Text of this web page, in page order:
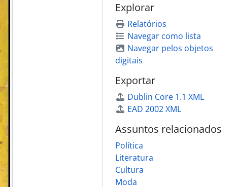
Explorar
Relatórios
Navegar como lista
Navegar pelos objetos
digitais
Exportar
Dublin Core 1.1 XML
EAD 2002 XML
Assuntos relacionados
Política
Literatura
Cultura
Moda